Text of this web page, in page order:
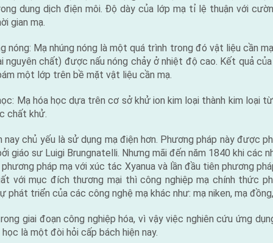
dung dịch điện môi. Độ dày của lớp mạ tỉ lệ thuận với
gian mạ.
Mạ nhúng nóng là một quá trình trong đó vật liệu cần
nguyên chất) được nấu nóng chảy ở nhiệt độ cao. Kết quả
một lớp trên bề mặt vật liệu cần mạ.
hóa học dựa trên cơ sở khử ion kim loại thành kim loại từ
chất khử.
nay chủ yếu là sử dụng mạ điện hơn. Phương pháp này được
giáo sư Luigi Brungnatelli. Nhưng mãi đến năm 1840 khi các
pháp mạ với xúc tác Xyanua và lần đầu tiên phương
với mục đích thương mại thì công nghiệp mạ chính thức
phát triển của các công nghệ mạ khác như: mạ niken, mạ
giai đoạn công nghiệp hóa, vì vậy việc nghiên cứu ứng
là một đòi hỏi cấp bách hiện nay.